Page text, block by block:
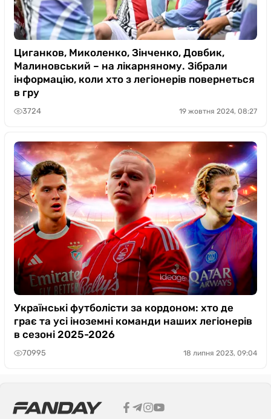
Циганков, Миколенко, Зінченко, Довбик,
Малиновський – на лікарняному. Зібрали
інформацію, коли хто з легіонерів повернеться
в гру
3724 19 жовтня 2024, 08:27
Українські футболісти за кордоном: хто де
грає та усі іноземні команди наших легіонерів
в сезоні 2025-2026
70995 18 липня 2023, 09:04